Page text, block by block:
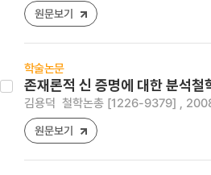
원문보기
학술논문
존재론적 신 증명에 대한 분석철
김용덕 철학논총 [1226-9379] ,
원문보기